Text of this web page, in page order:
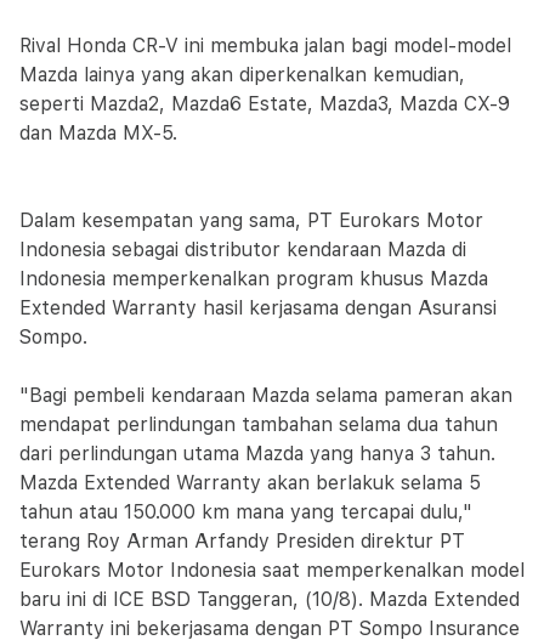
Rival Honda CR-V ini membuka jalan bagi model-model
Mazda lainya yang akan diperkenalkan kemudian,
seperti Mazda2, Mazda6 Estate, Mazda3, Mazda CX-9
dan Mazda MX-5.
Dalam kesempatan yang sama, PT Eurokars Motor
Indonesia sebagai distributor kendaraan Mazda di
Indonesia memperkenalkan program khusus Mazda
Extended Warranty hasil kerjasama dengan Asuransi
Sompo.
"Bagi pembeli kendaraan Mazda selama pameran akan
mendapat perlindungan tambahan selama dua tahun
dari perlindungan utama Mazda yang hanya 3 tahun.
Mazda Extended Warranty akan berlakuk selama 5
tahun atau 150.000 km mana yang tercapai dulu,"
terang Roy Arman Arfandy Presiden direktur PT
Eurokars Motor Indonesia saat memperkenalkan model
baru ini di ICE BSD Tanggeran, (10/8). Mazda Extended
Warranty ini bekerjasama dengan PT Sompo Insurance